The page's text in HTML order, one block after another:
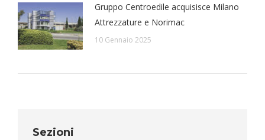
Gruppo Centroedile acquisisce Milano
Attrezzature e Norimac
10 Gennaio 2025
Sezioni